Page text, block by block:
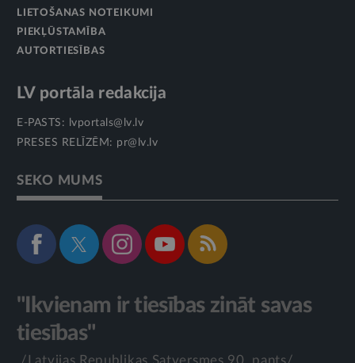
LIETOŠANAS NOTEIKUMI
PIEKĻŪSTAMĪBA
AUTORTIESĪBAS
LV portāla redakcija
E-PASTS:
lvportals@lv.lv
PRESES RELĪZĒM: pr@lv.lv
SEKO MUMS
"Ikvienam ir tiesības zināt savas
tiesības"
/Latvijas Republikas Satversmes 90. pants/